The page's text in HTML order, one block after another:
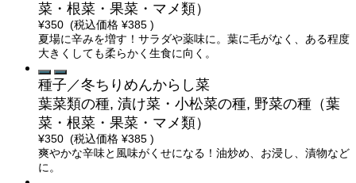
菜・根菜・果菜・マメ類）
¥350 (税込価格 ¥385 )
夏場に辛みを増す！サラダや薬味に。葉に毛がなく、ある程度
大きくしても柔らかく生食に向く。
種子／冬ちりめんからし菜
葉菜類の種, 漬け菜・小松菜の種, 野菜の種（葉
菜・根菜・果菜・マメ類）
¥350 (税込価格 ¥385 )
爽やかな辛味と風味がくせになる！油炒め、お浸し、漬物など
に。